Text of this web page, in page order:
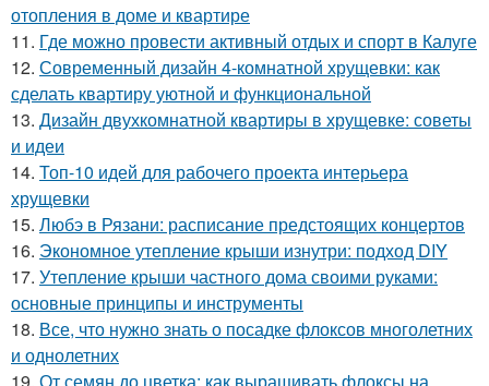
отопления в доме и квартире
11. Где можно провести активный отдых и спорт в Калуге
12. Современный дизайн 4-комнатной хрущевки: как
сделать квартиру уютной и функциональной
13. Дизайн двухкомнатной квартиры в хрущевке: советы
и идеи
14. Топ-10 идей для рабочего проекта интерьера
хрущевки
15. Любэ в Рязани: расписание предстоящих концертов
16. Экономное утепление крыши изнутри: подход DIY
17. Утепление крыши частного дома своими руками:
основные принципы и инструменты
18. Все, что нужно знать о посадке флоксов многолетних
и однолетних